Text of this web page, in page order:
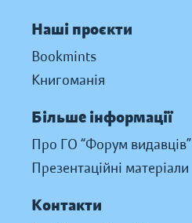
Наші проєкти
Bookmints
Книгоманія
Більше інформації
Про ГО “Форум видавців”
Презентаційні матеріали
Контакти